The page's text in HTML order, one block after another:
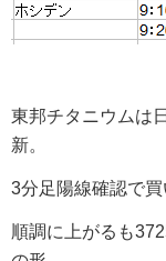
東邦チタニウムは
新。
3分足陽線確認で買
順調に上がるも